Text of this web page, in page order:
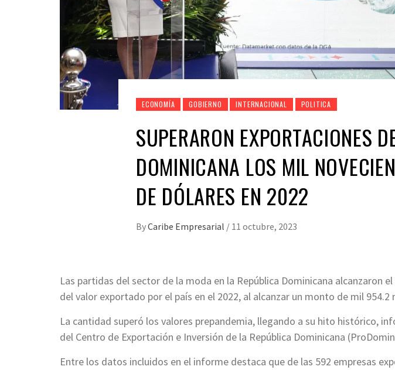
ECONOMÍA GOBIERNO INTERNACIONAL POLITICA
SUPERARON EXPORTACIONES
DOMINICANA LOS MIL
DE DÓLARES EN 2022
ByCaribe Empresarial / 11 octubre, 2023
Las partidas del sector de la moda en la República Dominicana alcanzaron
del valor exportado por el país en el 2022, al alcanzar un monto de mil 954.2
La cantidad superó los valores prepandemia, llegando a su hito histórico,
del Centro de Exportación e Inversión de la República Dominicana
Entre los datos incluidos en el informe destaca que de las 592 empresas